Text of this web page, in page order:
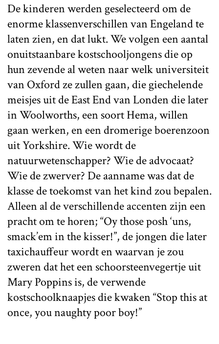
De kinderen werden geselecteerd om de
enorme klassenverschillen van Engeland te
laten zien, en dat lukt. We volgen een aantal
onuitstaanbare kostschooljongens die op
hun zevende al weten naar welk universiteit
van Oxford ze zullen gaan, die giechelende
meisjes uit de East End van Londen die later
in Woolworths, een soort Hema, willen
gaan werken, en een dromerige boerenzoon
uit Yorkshire. Wie wordt de
natuurwetenschapper? Wie de advocaat?
Wie de zwerver? De aanname was dat de
klasse de toekomst van het kind zou bepalen.
Alleen al de verschillende accenten zijn een
pracht om te horen; “Oy those posh ‘uns,
smack’em in the kisser!”, de jongen die later
taxichauffeur wordt en waarvan je zou
zweren dat het een schoorsteenvegertje uit
Mary Poppins is, de verwende
kostschoolknaapjes die kwaken “Stop this at
once, you naughty poor boy!”